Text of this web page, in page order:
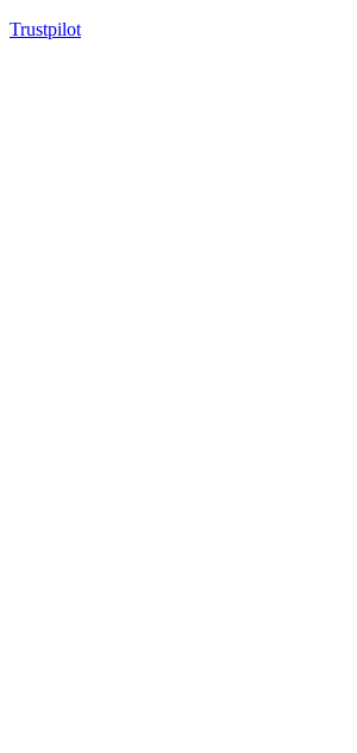
Trustpilot